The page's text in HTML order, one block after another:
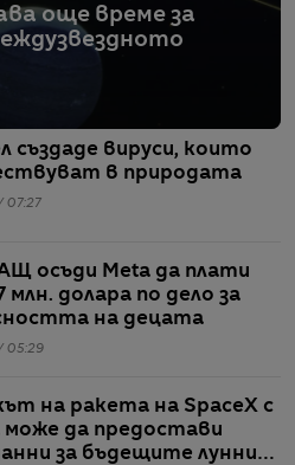
още време за
създаде вируси, които
в природата
07:27
осъди Meta да плати
млн. долара по дело за
на децата
05:29
на ракета на SpaceX с
да предостави
за бъдещите лунни